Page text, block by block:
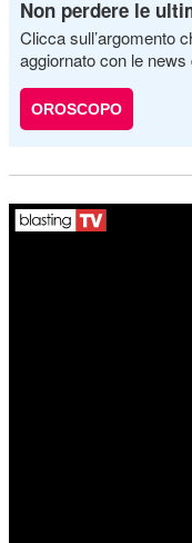
Non perdere le
Clicca sull’argomento
aggiornato con le news
OROSCOPO